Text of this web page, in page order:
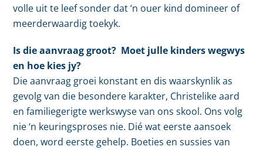
volle uit te leef sonder dat ‘n ouer kind domineer of
meerderwaardig toekyk.
Is die aanvraag groot? Moet julle kinders wegwys
en hoe kies jy?
Die aanvraag groei konstant en dis waarskynlik as
gevolg van die besondere karakter, Christelike aard
en familiegerigte werkswyse van ons skool. Ons volg
nie ‘n keuringsproses nie. Dié wat eerste aansoek
doen, word eerste gehelp. Boeties en sussies van